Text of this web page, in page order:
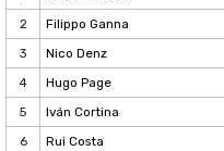
2
Filippo Ganna
3
Nico Denz
4
Hugo Page
5
Iván Cortina
6
Rui Costa